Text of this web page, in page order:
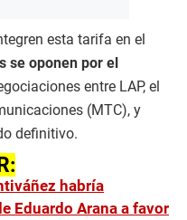
esta tarifa en el
se oponen por el
entre LAP, el
(MTC), y
definitivo.
habría
Eduardo Arana a favor